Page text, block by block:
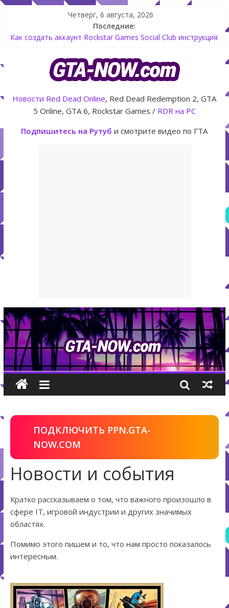
Четверг, 6 августа, 2026
Последние:
Как создать аккаунт Rockstar Games Social Club инструкция
The Kortz Center Heist — новое ограбление появится в
GTA Online уже 14 июля
GTA Online: Rockstar запускает программу Fine Art Collector
Летнее обновление для GTA 5 Online The Kortz Center Heist
Новости Red Dead Online, Red Dead Redemption 2, GTA
5 Online, GTA 6, Rockstar Games / RDR на PC
Подпишитесь на Рутуб и смотрите видео по ГТА
ПОДКЛЮЧИТЬ PPN.GTA-
NOW.COM
Новости и события
Кратко рассказываем о том, что важного произошло в
сфере IT, игровой индустрии и других значимых
областях.
Помимо этого пишем и то, что нам просто показалось
интересным.